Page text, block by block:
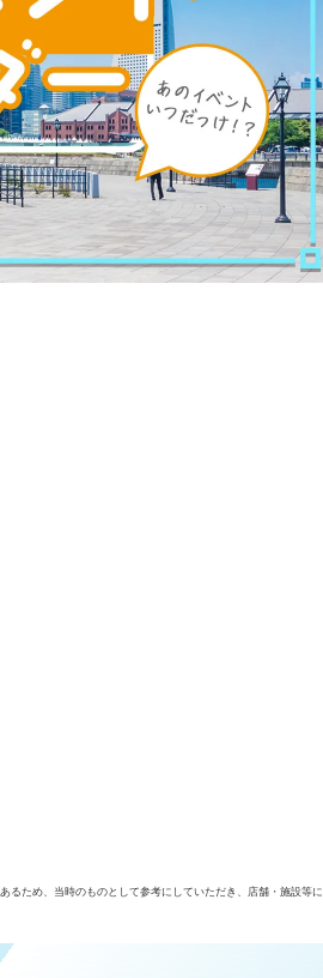
ため、当時のものとして参考にしていただき、店舗・施設等に